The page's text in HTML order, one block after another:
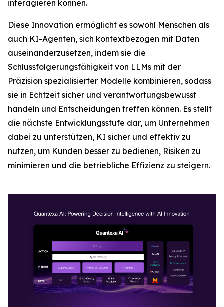
interagieren können.
Diese Innovation ermöglicht es sowohl Menschen als
auch KI-Agenten, sich kontextbezogen mit Daten
auseinanderzusetzen, indem sie die
Schlussfolgerungsfähigkeit von LLMs mit der
Präzision spezialisierter Modelle kombinieren, sodass
sie in Echtzeit sicher und verantwortungsbewusst
handeln und Entscheidungen treffen können. Es stellt
die nächste Entwicklungsstufe dar, um Unternehmen
dabei zu unterstützen, KI sicher und effektiv zu
nutzen, um Kunden besser zu bedienen, Risiken zu
minimieren und die betriebliche Effizienz zu steigern.